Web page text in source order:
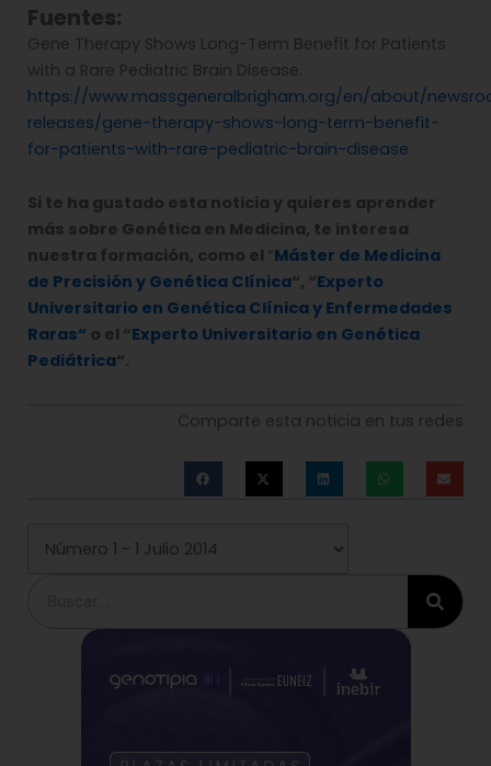
Fuentes:
Gene Therapy Shows Long-Term Benefit for Patients
with a Rare Pediatric Brain Disease.
https://www.massgeneralbrigham.org/en/about/
releases/gene-therapy-shows-long-term-benefit-
for-patients-with-rare-pediatric-brain-disease
Si te ha gustado esta noticia y quieres aprender
más sobre Genética en Medicina, te interesa
nuestra formación, como el “Máster de Medicina
de Precisión y Genética Clínica“, “Experto
Universitario en Genética Clínica y Enfermedades
Raras“ o el “Experto Universitario en Genética
Pediátrica“.
Comparte esta noticia en tus redes